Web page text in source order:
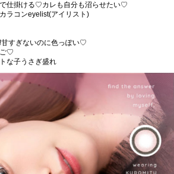
仕掛ける♡カレも自分も沼らせたい♡
ラコンeyelist(アイリスト)
甘すぎないのに色っぽい♡
ご♡
な子うさぎ盛れ